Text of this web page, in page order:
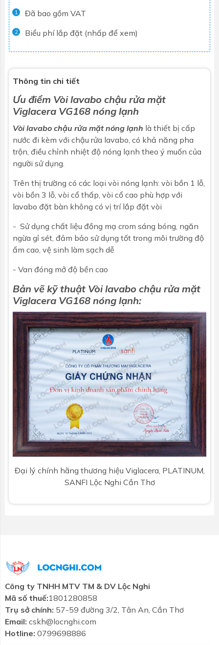
tiết
kiệm
Liên hệ
1 Đã bao gồm VAT
2 Biểu phí lắp đặt (nhấp để xem)
Thông tin chi tiết
Ưu điểm Vòi lavabo chậu rửa mặt
Viglacera VG168 nóng lạnh
Vòi lavabo chậu rửa mặt nóng lạnh là thiết bị cấp
nước đi kèm với chậu rửa lavabo , có khả năng pha
trộn, điều chỉnh nhiệt độ nóng lạnh theo ý muốn của
người sử dụng.
Trên thị trường có các loại vòi nóng lạnh: vòi bồn 1 lỗ,
vòi bồn 3 lỗ, vòi cổ thấp, vòi cổ cao phù hợp với
lavabo đặt bàn không có vị trí lắp đặt vòi
- Sử dụng chất liệu đồng mạ crom sáng bóng, ngăn
ngừa gỉ sét, đảm bảo sử dụng tốt trong môi trường độ
ẩm cao, vệ sinh làm sạch dễ
- Van đóng mở độ bền cao
Bản vẽ kỹ thuật Vòi lavabo chậu rửa mặt
Viglacera VG168 nóng lạnh:
Đại lý chính hãng thương hiệu Viglacera, PLATINUM,
SANFI Lộc Nghi Cần Thơ
Công ty TNHH MTV TM & DV Lộc Nghi
Mã số thuế:1801280858
Trụ sở chính: 57-59 đường 3/2, Tân An, Cần Thơ
Email: cskh@locnghi.com
Hotline: 0799698886